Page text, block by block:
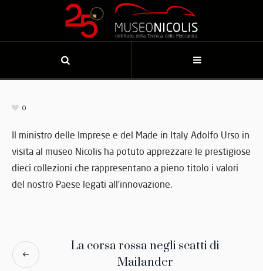
0
Il ministro delle Imprese e del Made in Italy Adolfo Urso in
visita al museo Nicolis ha potuto apprezzare le prestigiose
dieci collezioni che rappresentano a pieno titolo i valori
del nostro Paese legati all’innovazione.
La corsa rossa negli scatti di
Mailander